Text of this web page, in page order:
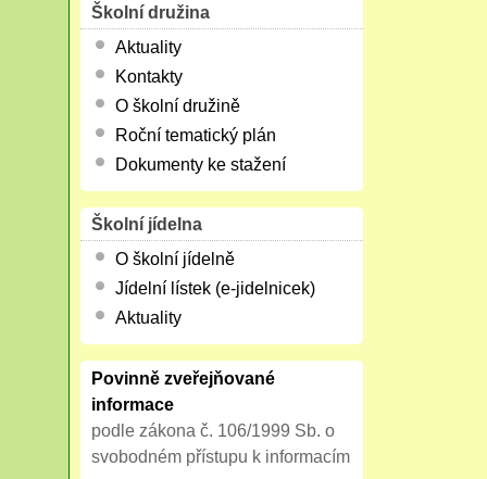
Školní družina
Aktuality
Kontakty
O školní družině
Roční tematický plán
Dokumenty ke stažení
Školní jídelna
O školní jídelně
Jídelní lístek (e-jidelnicek)
Aktuality
Povinně zveřejňované
informace
podle zákona č. 106/1999 Sb. o
svobodném přístupu k informacím